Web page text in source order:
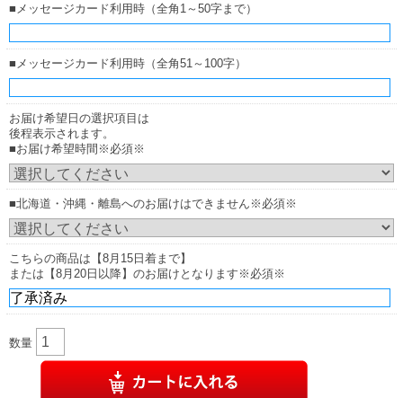
■メッセージカード利用時（全角1～50字まで）
■メッセージカード利用時（全角51～100字）
お届け希望日の選択項目は
後程表示されます。
■お届け希望時間※必須※
■北海道・沖縄・離島へのお届けはできません※必須※
こちらの商品は【8月15日着まで】
または【8月20日以降】のお届けとなります※必須※
数量